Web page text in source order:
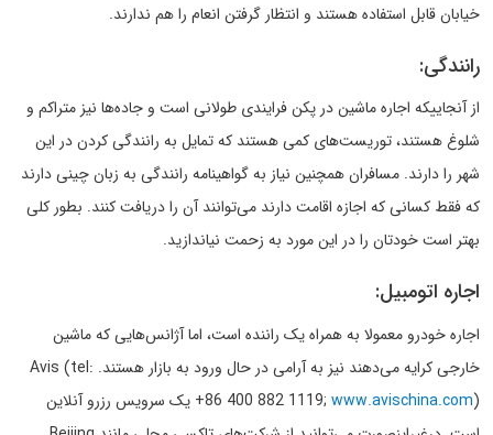
خیابان قابل استفاده هستند و انتظار گرفتن انعام را هم ندارند.
رانندگی:
از آنجاییکه اجاره ماشین در پکن فرایندی طولانی است و جاده‌ها نیز متراکم و
شلوغ هستند، توریست‌های کمی هستند که تمایل به رانندگی کردن در این
شهر را دارند. مسافران همچنین نیاز به گواهینامه رانندگی به زبان چینی دارند
که فقط کسانی که اجازه اقامت دارند می‌توانند آن را دریافت کنند. بطور کلی
بهتر است خودتان را در این مورد به زحمت نیاندازید.
اجاره اتومبیل:
اجاره خودرو معمولا به همراه یک راننده است، اما آژانس‌هایی که ماشین
خارجی کرایه می‌دهند نیز به آرامی در حال ورود به بازار هستند. Avis (tel:
+86 400 882 1119; www.avischina.com
) یک سرویس رزرو آنلاین